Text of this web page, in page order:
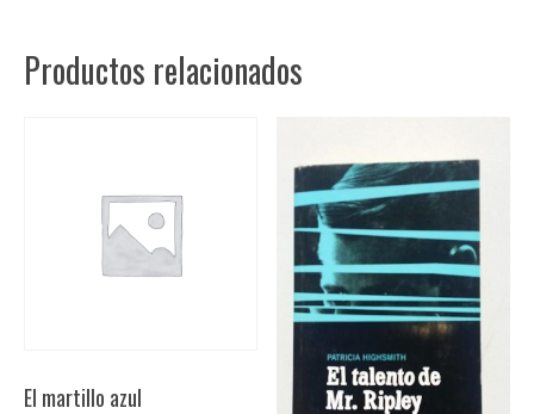
Productos relacionados
El martillo azul